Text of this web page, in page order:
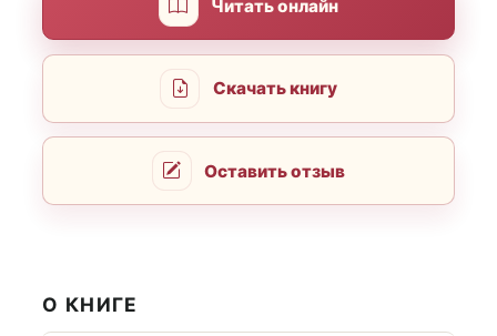
Читать онлайн
Скачать книгу
Оставить отзыв
О КНИГЕ